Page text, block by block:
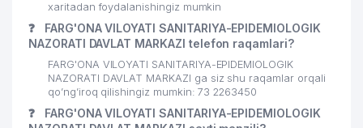
xaritadan foydalanishingiz mumkin
❓
FARG'ONA VILOYATI SANITARIYA-EPIDEMIOLOGIK
NAZORATI DAVLAT MARKAZI telefon raqamlari?
FARG'ONA VILOYATI SANITARIYA-EPIDEMIOLOGIK
NAZORATI DAVLAT MARKAZI ga siz shu raqamlar orqali
qo’ng’iroq qilishingiz mumkin: 73 2263450
❓
FARG'ONA VILOYATI SANITARIYA-EPIDEMIOLOGIK